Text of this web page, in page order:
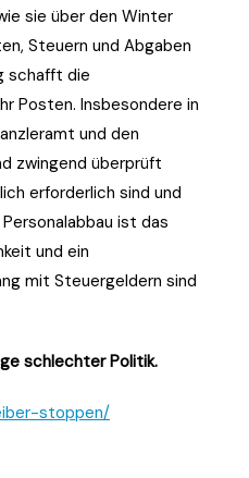
sie über den Winter
Steuern und Abgaben
schafft die
Posten. Insbesondere in
und den
zwingend überprüft
erforderlich sind und
ist das
und ein
mit Steuergeldern sind
schlechter Politik.
stoppen/